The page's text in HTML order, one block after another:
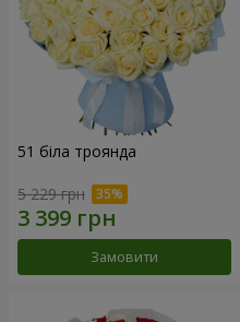
51 біла троянда
5 229 грн
Замовити